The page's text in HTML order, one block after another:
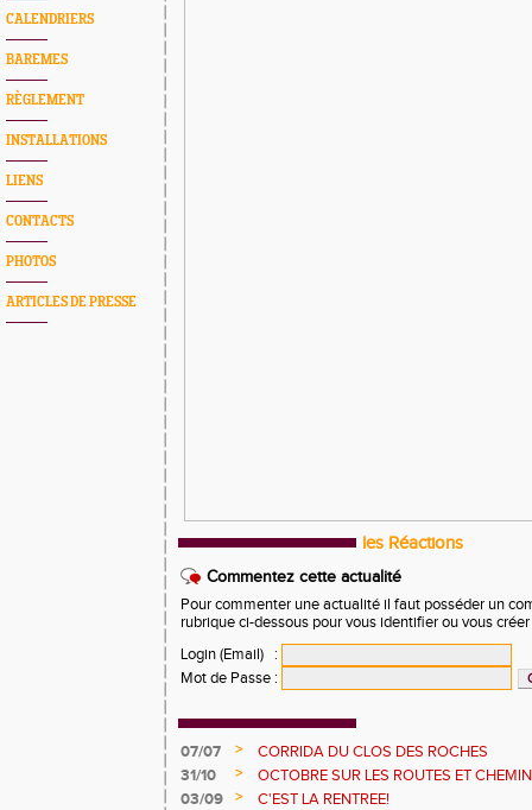
CALENDRIERS
BAREMES
RÈGLEMENT
INSTALLATIONS
LIENS
CONTACTS
PHOTOS
ARTICLES DE PRESSE
les Réactions
Commentez cette actualité
Pour commenter une actualité il faut posséder un
rubrique ci-dessous pour vous identifier ou vous
Login (Email)
:
Mot de Passe :
07/07 >
CORRIDA DU CLOS DES ROCHES
31/10
>
OCTOBRE SUR LES ROUTES ET
03/09
>
C'EST LA RENTREE!